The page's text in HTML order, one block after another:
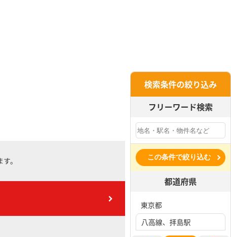
。
検索条件の絞り込み
フリーワード検索
この条件で絞り込む
都道府県
東京都
八高線、拝島駅